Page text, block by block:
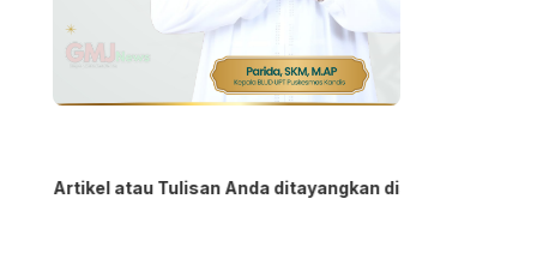
atau Tulisan Anda ditayangkan disini, serta Anda mau